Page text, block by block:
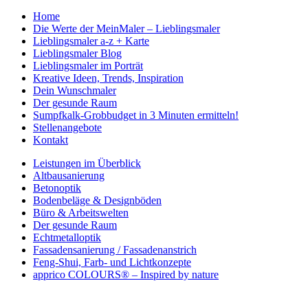
Home
Die Werte der MeinMaler – Lieblingsmaler
Lieblingsmaler a-z + Karte
Lieblingsmaler Blog
Lieblingsmaler im Porträt
Kreative Ideen, Trends, Inspiration
Dein Wunschmaler
Der gesunde Raum
Sumpfkalk-Grobbudget in 3 Minuten ermitteln!
Stellenangebote
Kontakt
Leistungen im Überblick
Altbausanierung
Betonoptik
Bodenbeläge & Designböden
Büro & Arbeitswelten
Der gesunde Raum
Echtmetalloptik
Fassadensanierung / Fassadenanstrich
Feng-Shui, Farb- und Lichtkonzepte
apprico COLOURS® – Inspired by nature